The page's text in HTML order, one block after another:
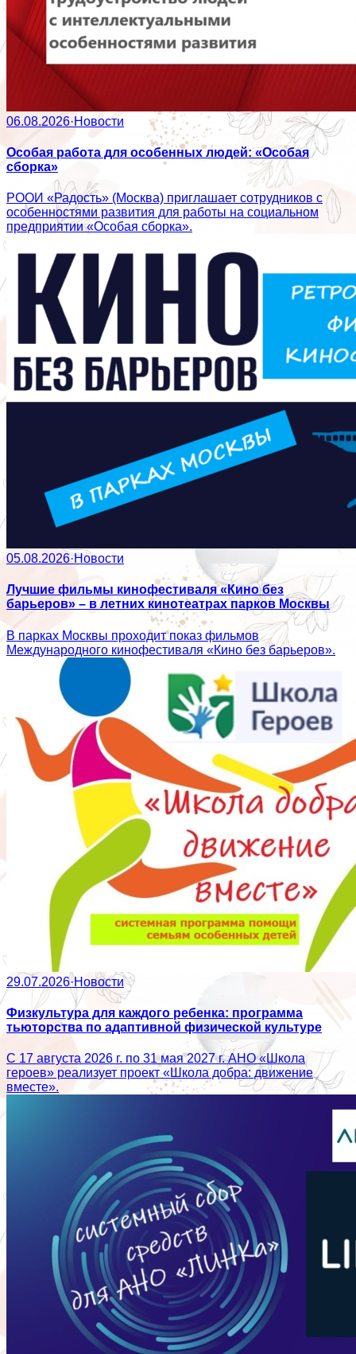
06.08.2026·Новости
Особая работа для особенных людей: «Особая
сборка»
РООИ «Радость» (Москва) приглашает сотрудников с
особенностями развития для работы на социальном
предприятии «Особая сборка».
05.08.2026·Новости
Лучшие фильмы кинофестиваля «Кино без
барьеров» – в летних кинотеатрах парков Москвы
В парках Москвы проходит показ фильмов
Международного кинофестиваля «Кино без барьеров».
29.07.2026·Новости
Физкультура для каждого ребенка: программа
тьюторства по адаптивной физической культуре
С 17 августа 2026 г. по 31 мая 2027 г. АНО «Школа
героев» реализует проект «Школа добра: движение
вместе».